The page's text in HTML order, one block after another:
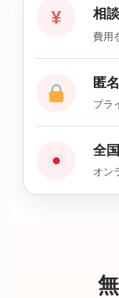
¥ 相
費用
匿
プラ
全
オン